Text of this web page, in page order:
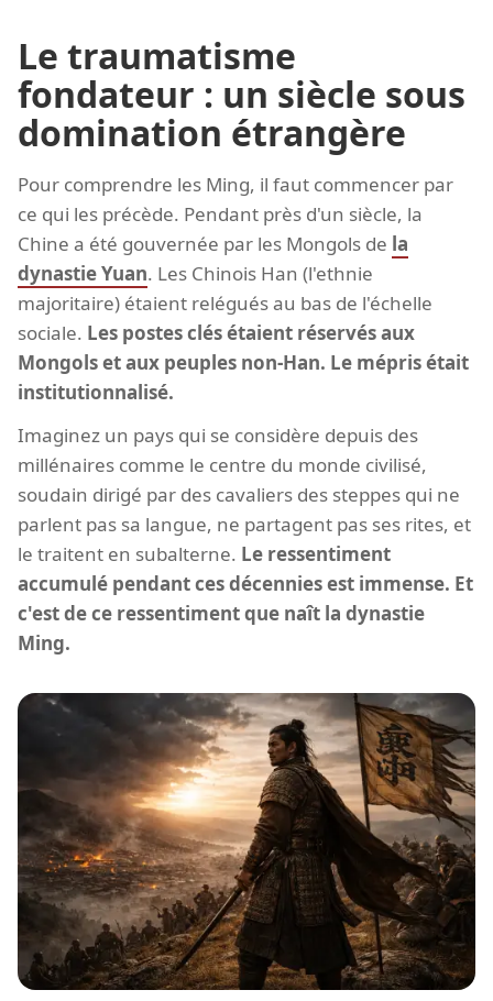
Le traumatisme
fondateur : un siècle sous
domination étrangère
Pour comprendre les Ming, il faut commencer par
ce qui les précède. Pendant près d'un siècle, la
Chine a été gouvernée par les Mongols de la
dynastie Yuan. Les Chinois Han (l'ethnie
majoritaire) étaient relégués au bas de l'échelle
sociale. Les postes clés étaient réservés aux
Mongols et aux peuples non-Han. Le mépris était
institutionnalisé.
Imaginez un pays qui se considère depuis des
millénaires comme le centre du monde civilisé,
soudain dirigé par des cavaliers des steppes qui ne
parlent pas sa langue, ne partagent pas ses rites, et
le traitent en subalterne. Le ressentiment
accumulé pendant ces décennies est immense. Et
c'est de ce ressentiment que naît la dynastie
Ming.